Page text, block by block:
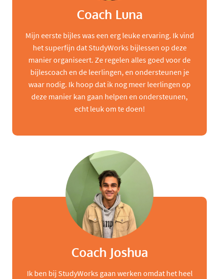
Coach Luna
Mijn eerste bijles was een erg leuke ervaring. Ik vind
het superfijn dat StudyWorks bijlessen op deze
manier organiseert. Ze regelen alles goed voor de
bijlescoach en de leerlingen, en ondersteunen je
waar nodig. Ik hoop dat ik nog meer leerlingen op
deze manier kan gaan helpen en ondersteunen,
echt leuk om te doen!
Coach Joshua
Ik ben bij StudyWorks gaan werken omdat het heel